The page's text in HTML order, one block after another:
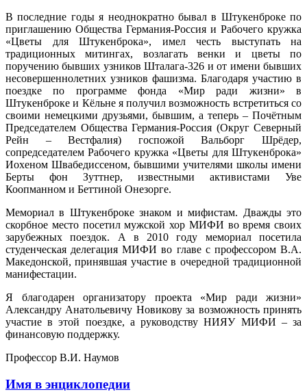
В последние годы я неоднократно бывал в Штукенброке по
приглашению Общества Германия-Россия и Рабочего кружка
«Цветы для Штукенброка», имел честь выступать на
традиционных митингах, возлагать венки и цветы по
поручению бывших узников Шталага-326 и от имени бывших
несовершеннолетних узников фашизма. Благодаря участию в
поездке по программе фонда «Мир ради жизни» в
Штукенброке и Кёльне я получил возможность встретиться со
своими немецкими друзьями, бывшим, а теперь – Почётным
Председателем Общества Германия-Россия (Округ Северный
Рейн – Вестфалия) госпожой Вальборг Шрёдер,
сопредседателем Рабочего кружка «Цветы для Штукенброка»
Иохеном Швабедиссеном, бывшими учителями школы имени
Берты фон Зуттнер, известными активистами Уве
Коопманном и Беттиной Онезорге.
Мемориал в Штукенброке знаком и мифистам. Дважды это
скорбное место посетил мужской хор МИФИ во время своих
зарубежных поездок. А в 2010 году мемориал посетила
студенческая делегация МИФИ во главе с профессором В.А.
Македонской, принявшая участие в очередной традиционной
манифестации.
Я благодарен организатору проекта «Мир ради жизни»
Александру Анатольевичу Новикову за возможность принять
участие в этой поездке, а руководству НИЯУ МИФИ – за
финансовую поддержку.
Профессор В.И. Наумов
Имя в энциклопедии